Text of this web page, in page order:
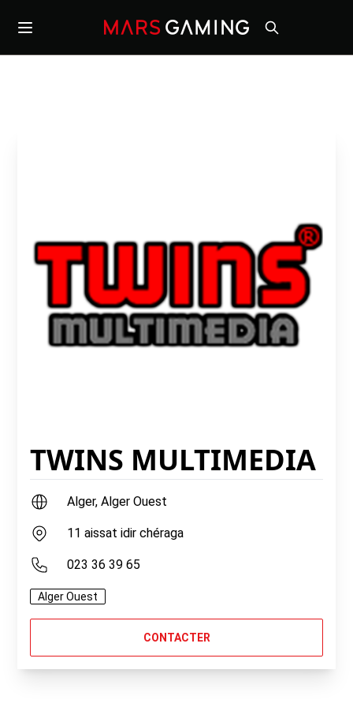
TWINS MULTIMEDIA
Alger, Alger Ouest
11 aissat idir chéraga
023 36 39 65
Alger Ouest
CONTACTER